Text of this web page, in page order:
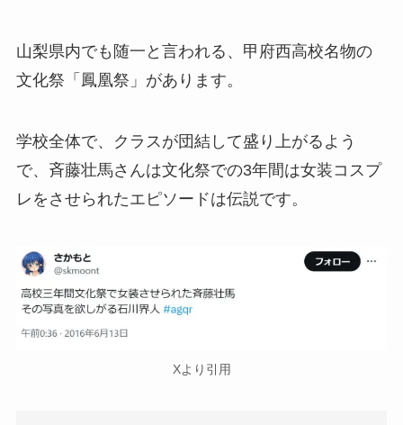
山梨県内でも随一と言われる、甲府西高校名物の
文化祭「鳳凰祭」があります。
学校全体で、クラスが団結して盛り上がるよう
で、斉藤壮馬さんは文化祭での3年間は女装コスプ
レをさせられたエピソードは伝説です。
Xより引用